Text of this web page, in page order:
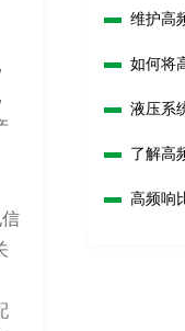
维护高
如何将
液压系
了解高
高频响